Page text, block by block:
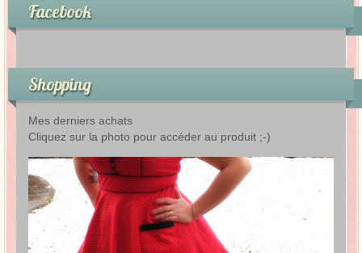
Facebook
Shopping
Mes derniers achats
Cliquez sur la photo pour accéder au produit ;-)